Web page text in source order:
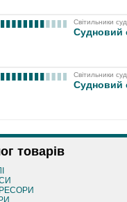
Світильники
Судновий
Світильники
Судновий
товарів